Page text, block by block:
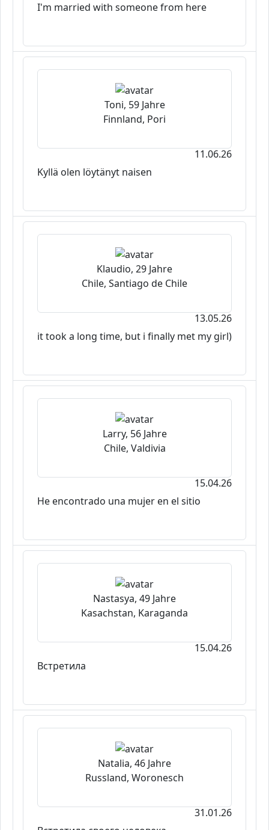
I'm married with someone from here
Toni, 59 Jahre
Finnland, Pori
11.06.26
Kyllä olen löytänyt naisen
Klaudio, 29 Jahre
Chile, Santiago de Chile
13.05.26
it took a long time, but i finally met my girl)
Larry, 56 Jahre
Chile, Valdivia
15.04.26
He encontrado una mujer en el sitio
Nastasya, 49 Jahre
Kasachstan, Karaganda
15.04.26
Встретила
Natalia, 46 Jahre
Russland, Woronesch
31.01.26